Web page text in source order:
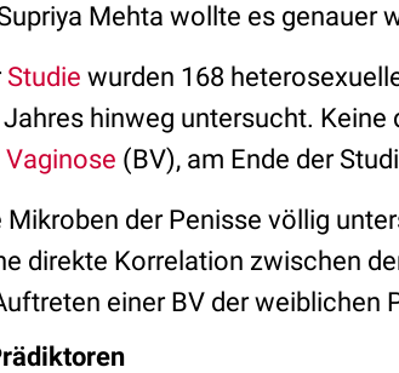
Mehta wollte es genauer
Studie wurden 168
hinweg untersucht. Keine
(BV), am Ende der
Mikroben der Penisse völlig
direkte Korrelation zwischen
einer BV der weiblichen